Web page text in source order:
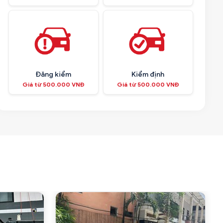
Đăng kiểm
Giá từ 500.000 VNĐ
Kiểm định
Giá từ 500.000 VNĐ